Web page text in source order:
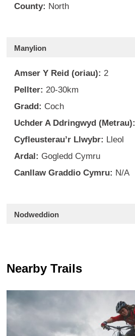
County: North
Manylion
Amser Y Reid (oriau): 2
Pellter: 20-30km
Gradd: Coch
Uchder A Ddringwyd (Metrau):
Cyfleusterau’r Llwybr: Lleol
Ardal: Gogledd Cymru
Canllaw Graddio Cymru: N/A
Nodweddion
Nearby Trails